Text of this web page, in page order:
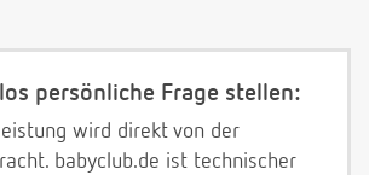
persönliche Frage stellen:
wird direkt von der
babyclub.de ist technischer